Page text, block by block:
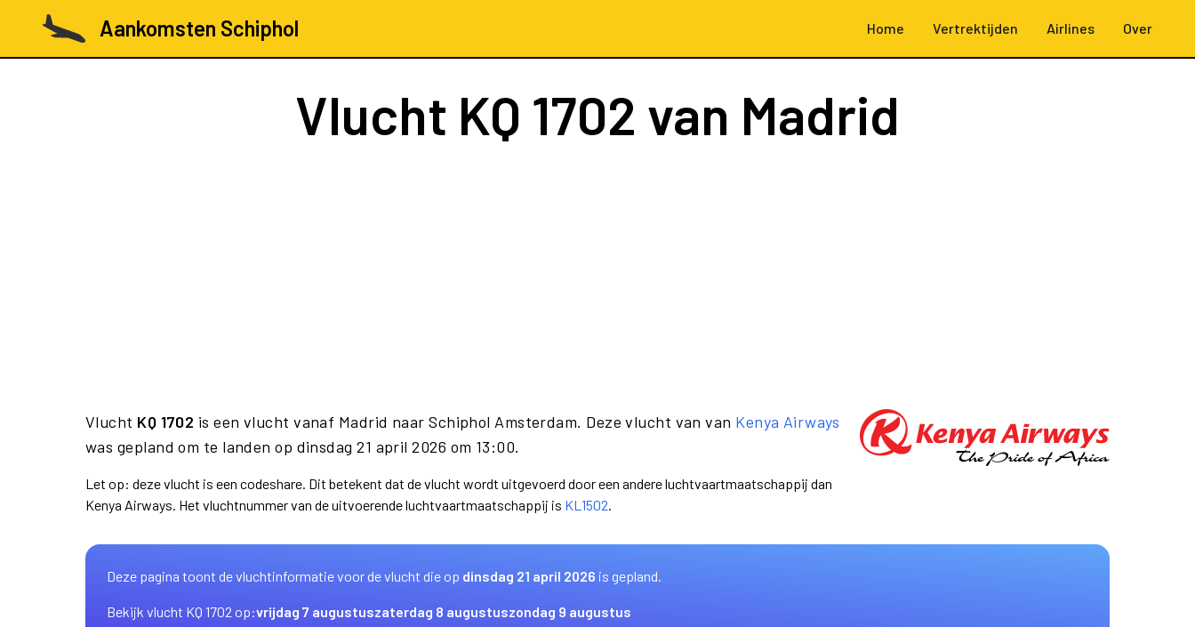
Aankomsten Schiphol Home Vertrektijden Airlines Over
Vlucht KQ 1702 van Madrid
Vlucht KQ 1702 is een vlucht vanaf Madrid naar Schiphol Amsterdam. Deze vlucht van van Kenya Airways
was gepland om te landen op dinsdag 21 april 2026 om 13:00.
Let op: deze vlucht is een codeshare. Dit betekent dat de vlucht wordt uitgevoerd door een andere luchtvaartmaatschappij dan
Kenya Airways. Het vluchtnummer van de uitvoerende luchtvaartmaatschappij is KL1502.
Deze pagina toont de vluchtinformatie voor de vlucht die op dinsdag 21 april 2026 is gepland.
Bekijk vlucht KQ 1702 op:vrijdag 7 augustuszaterdag 8 augustuszondag 9 augustus